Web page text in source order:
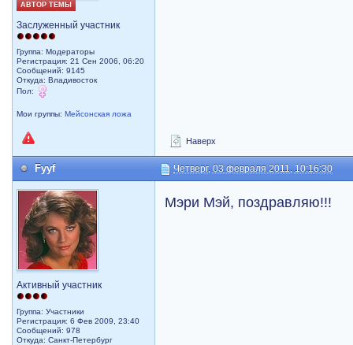
АВТОР ТЕМЫ
Заслуженный участник
Группа: Модераторы
Регистрация: 21 Сен 2006, 06:20
Сообщений: 9145
Откуда: Владивосток
Пол:
Мои группы:Мейсонская ложа
Наверх
Fyyf Четверг, 03 февраля 2011, 10:16:30
Активный участник
Группа: Участники
Регистрация: 6 Фев 2009, 23:40
Сообщений: 978
Откуда: Санкт-Петербург
Мэри Мэй, поздравляю!!!